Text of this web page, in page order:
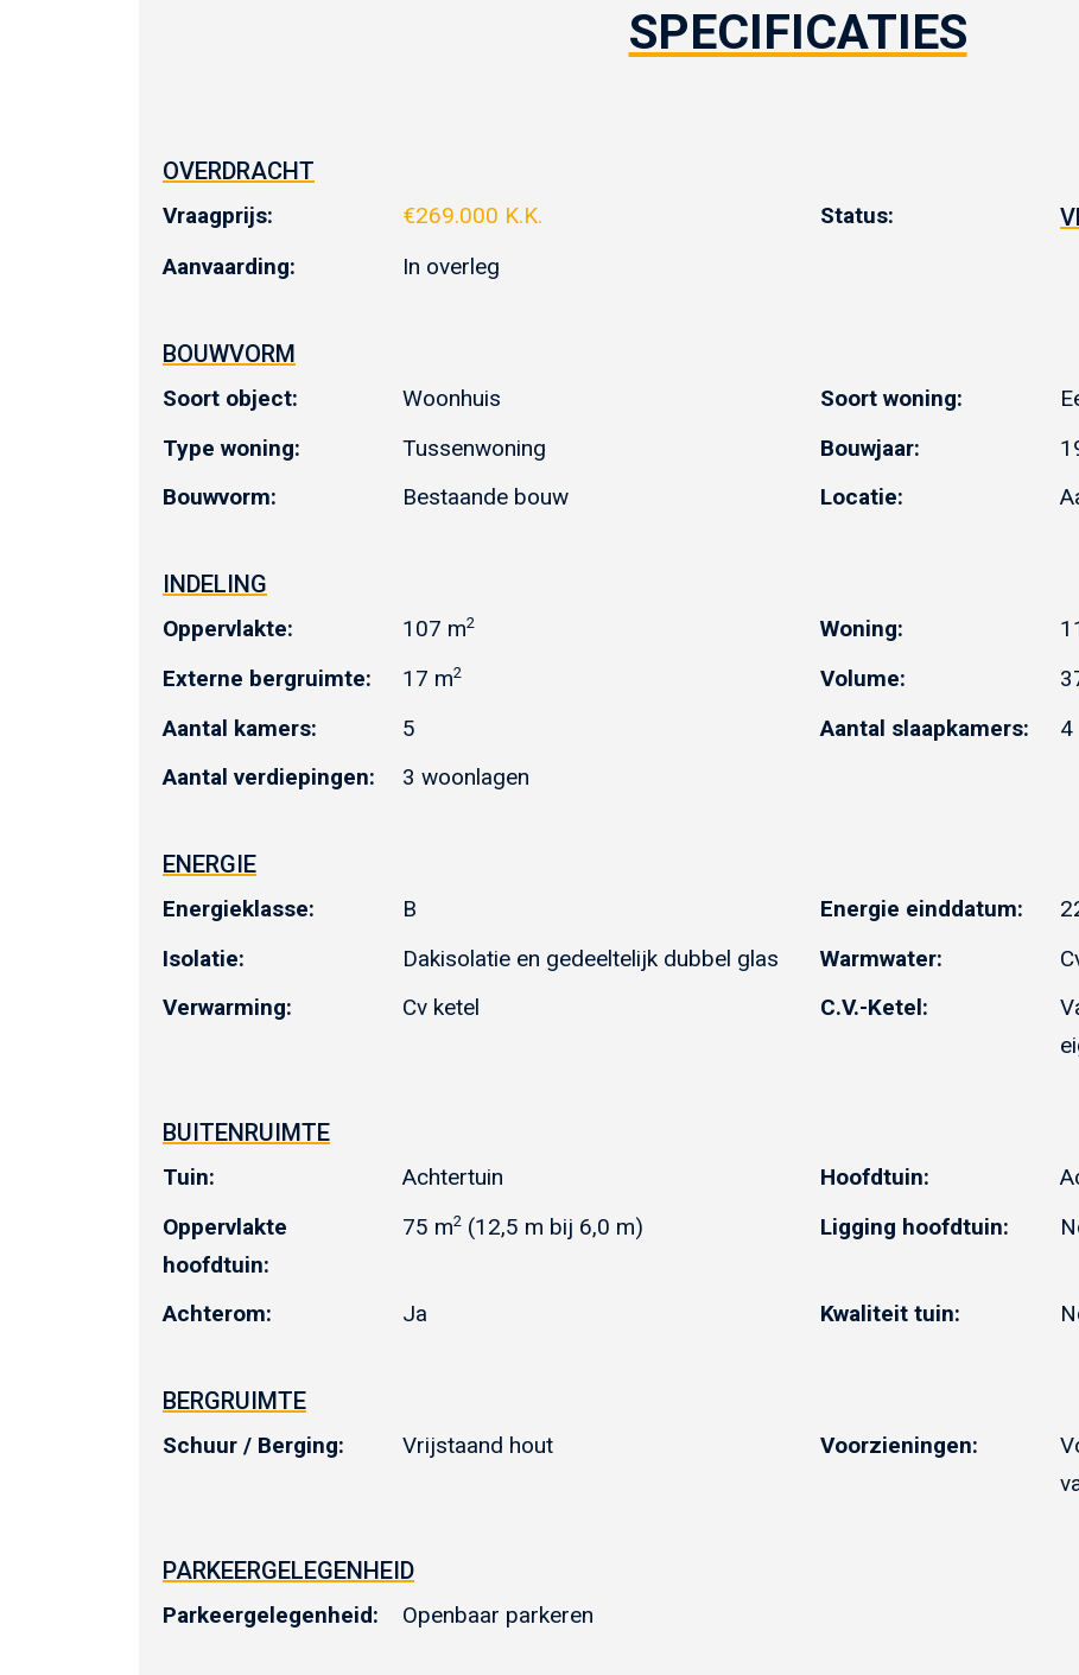
SPECIFICATIES
OVERDRACHT
Vraagprijs: €269.000 K.K. Status:
Aanvaarding: In overleg
BOUWVORM
Soort object: Woonhuis Soort woning:
Type woning:
Tussenwoning Bouwjaar:
Bouwvorm:
Bestaande bouw Locatie:
INDELING
Oppervlakte: 107 m2 Woning:
Externe bergruimte: 17 m2 Volume:
Aantal kamers: 5 Aantal slaapkamers:
4
Aantal verdiepingen:
3 woonlagen
ENERGIE
Energieklasse: B Energie einddatum:
Isolatie:
Dakisolatie en gedeeltelijk dubbel glas Warmwater:
Verwarming:
Cv ketel C.V.-Ketel:
BUITENRUIMTE
Tuin: Achtertuin Hoofdtuin:
Oppervlakte
hoofdtuin:
75 m2 (12,5 m bij 6,0 m) Ligging hoofdtuin:
Achterom: Ja Kwaliteit tuin:
BERGRUIMTE
Schuur / Berging: Vrijstaand hout Voorzieningen:
PARKEERGELEGENHEID
Parkeergelegenheid: Openbaar parkeren